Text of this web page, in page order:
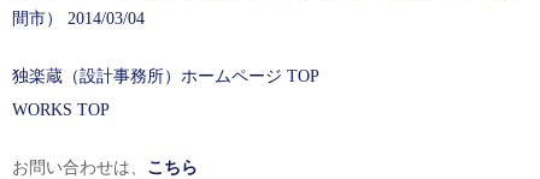
間市） 2014/03/04
独楽蔵（設計事務所）ホームページ TOP
WORKS TOP
お問い合わせは、 こちら